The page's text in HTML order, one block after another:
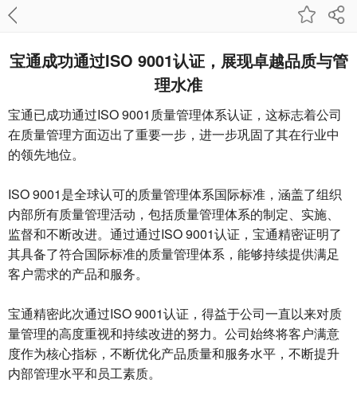
宝通成功通过ISO 9001认证，展现卓越品质与管
理水准
宝通已成功通过ISO 9001质量管理体系认证，这标志着公司
在质量管理方面迈出了重要一步，进一步巩固了其在行业中
的领先地位。
ISO 9001是全球认可的质量管理体系国际标准，涵盖了组织
内部所有质量管理活动，包括质量管理体系的制定、实施、
监督和不断改进。通过通过ISO 9001认证，宝通精密证明了
其具备了符合国际标准的质量管理体系，能够持续提供满足
客户需求的产品和服务。
宝通精密此次通过ISO 9001认证，得益于公司一直以来对质
量管理的高度重视和持续改进的努力。公司始终将客户满意
度作为核心指标，不断优化产品质量和服务水平，不断提升
内部管理水平和员工素质。